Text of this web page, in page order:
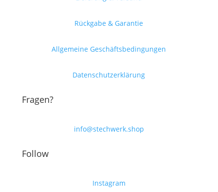
Rückgabe & Garantie
Allgemeine Geschäftsbedingungen
Datenschutzerklärung
Fragen?
info@stechwerk.shop
Follow
Instagram